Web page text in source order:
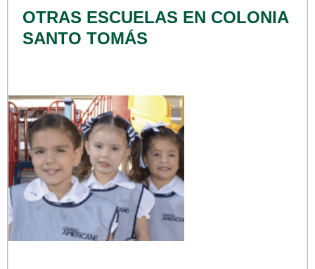
OTRAS ESCUELAS EN COLONIA
SANTO TOMÁS